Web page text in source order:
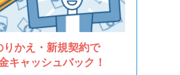
りかえ・新規契約で
キャッシュバック！